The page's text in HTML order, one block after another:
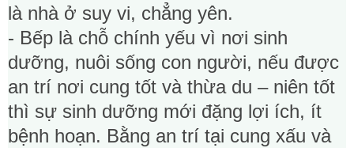
là nhà ở suy vi, chẳng yên.
- Bếp là chỗ chính yếu vì nơi sinh
dưỡng, nuôi sống con người, nếu được
an trí nơi cung tốt và thừa du – niên tốt
thì sự sinh dưỡng mới đặng lợi ích, ít
bệnh hoạn. Bằng an trí tại cung xấu và